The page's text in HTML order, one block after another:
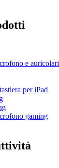
e auricolari
per iPad
gaming